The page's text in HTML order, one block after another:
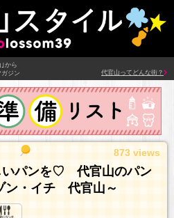
から
ジン
代官山ってどんな街？
873 views
いパンを♡ 代官山のパン
ン・イチ 代官山～